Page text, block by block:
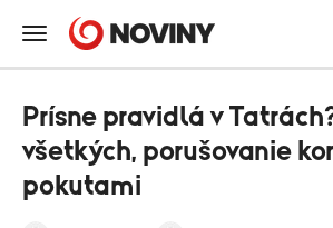
Prísne pravidlá v
všetkých, porušovanie
pokutami